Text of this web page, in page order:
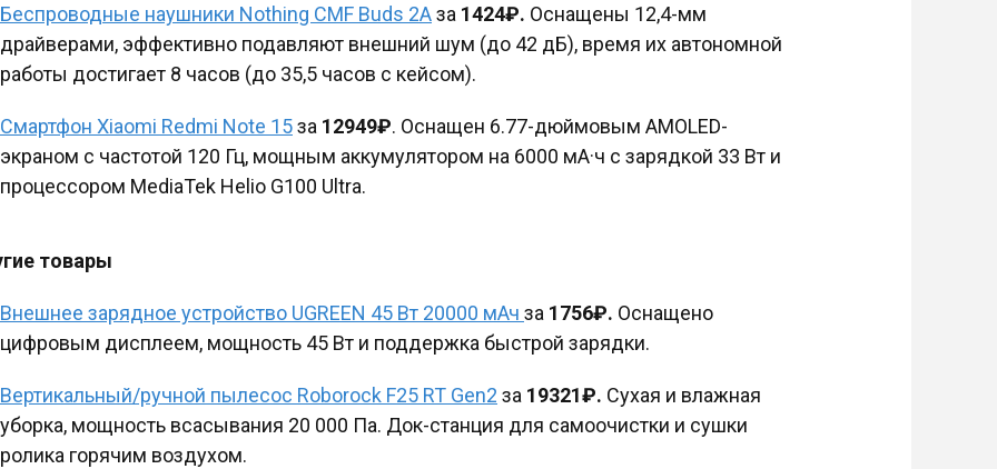
Беспроводные наушники Nothing CMF Buds 2Aза 1424₽. Оснащены 12,4-мм
драйверами, эффективно подавляют внешний шум (до 42 дБ), время их автономной
работы достигает 8 часов (до 35,5 часов с кейсом).
Смартфон Xiaomi Redmi Note 15за 12949₽. Оснащен 6.77-дюймовым AMOLED-
экраном с частотой 120 Гц, мощным аккумулятором на 6000 мА·ч с зарядкой 33 Вт и
процессором MediaTek Helio G100 Ultra.
товары
Внешнее зарядное устройство UGREEN 45 Вт 20000 мАч за 1756₽. Оснащено
цифровым дисплеем, мощность 45 Вт и поддержка быстрой зарядки.
Вертикальный/ручной пылесос Roborock F25 RT Gen2 за 19321₽. Сухая и влажная
уборка, мощность всасывания 20 000 Па. Док-станция для самоочистки и сушки
ролика горячим воздухом.